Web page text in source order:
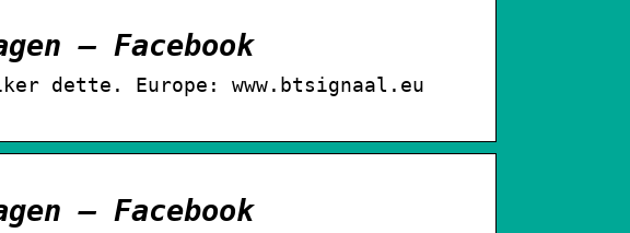
– Facebook
dette. Europe: www.btsignaal.eu
– Facebook